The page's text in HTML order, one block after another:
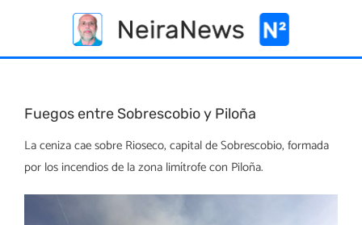
content
Fuegos entre Sobrescobio y Piloña
La ceniza cae sobre Rioseco, capital de Sobrescobio, formada
por los incendios de la zona limítrofe con Piloña.